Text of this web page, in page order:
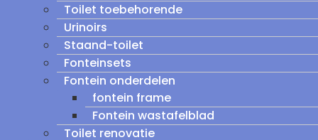
Toilet toebehorende
Urinoirs
Staand-toilet
Fonteinsets
Fontein onderdelen
fontein frame
Fontein wastafelblad
Toilet renovatie